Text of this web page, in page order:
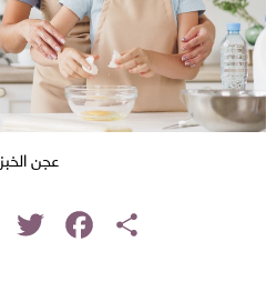
عجن الخبز
Share
Facebook
Twitter